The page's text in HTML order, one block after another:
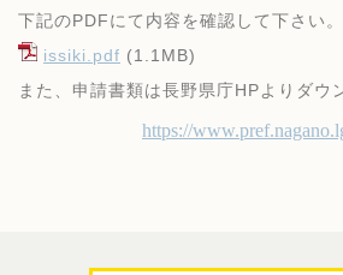
下記のPDFにて内容を確認して下さい。
issiki.pdf (1.1MB)
また、申請書類は長野県庁HPよりダウ
https://